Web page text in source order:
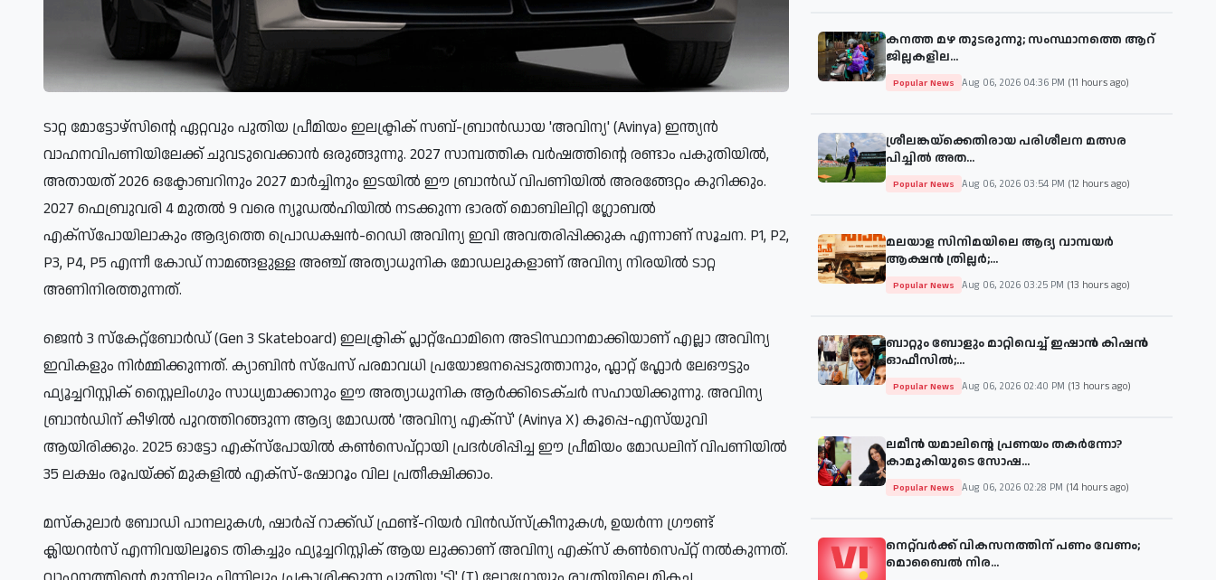
ടാറ്റ മോട്ടോഴ്‌സിന്റെ ഏറ്റവും പുതിയ പ്രീമിയം ഇലക്ട്രിക് സബ്-ബ്രാൻഡായ 'അവിന്യ' (Avinya) ഇന്ത്യൻ
വാഹനവിപണിയിലേക്ക് ചുവടുവെക്കാൻ ഒരുങ്ങുന്നു. 2027 സാമ്പത്തിക വർഷത്തിന്റെ രണ്ടാം പകുതിയിൽ,
അതായത് 2026 ഒക്ടോബറിനും 2027 മാർച്ചിനും ഇടയിൽ ഈ ബ്രാൻഡ് വിപണിയിൽ അരങ്ങേറ്റം കുറിക്കും.
2027 ഫെബ്രുവരി 4 മുതൽ 9 വരെ ന്യൂഡൽഹിയിൽ നടക്കുന്ന ഭാരത് മൊബിലിറ്റി ഗ്ലോബൽ
എക്‌സ്‌പോയിലാകും ആദ്യത്തെ പ്രൊഡക്ഷൻ-റെഡി അവിന്യ ഇവി അവതരിപ്പിക്കുക എന്നാണ് സൂചന. P1, P2,
P3, P4, P5 എന്നീ കോഡ് നാമങ്ങളുള്ള അഞ്ച് അത്യാധുനിക മോഡലുകളാണ് അവിന്യ നിരയിൽ ടാറ്റ
അണിനിരത്തുന്നത്.
ജെൻ 3 സ്കേറ്റ്ബോർഡ് (Gen 3 Skateboard) ഇലക്ട്രിക് പ്ലാറ്റ്‌ഫോമിനെ അടിസ്ഥാനമാക്കിയാണ് എല്ലാ അവിന്യ
ഇവികളും നിർമ്മിക്കുന്നത്. ക്യാബിൻ സ്പേസ് പരമാവധി പ്രയോജനപ്പെടുത്താനും, ഫ്ലാറ്റ് ഫ്ലോർ ലേഔട്ടും
ഫ്യൂച്ചറിസ്റ്റിക് സ്റ്റൈലിംഗും സാധ്യമാക്കാനും ഈ അത്യാധുനിക ആർക്കിടെക്ചർ സഹായിക്കുന്നു. അവിന്യ
ബ്രാൻഡിന് കീഴിൽ പുറത്തിറങ്ങുന്ന ആദ്യ മോഡൽ 'അവിന്യ എക്സ്' (Avinya X) കൂപ്പെ-എസ്‌യുവി
ആയിരിക്കും. 2025 ഓട്ടോ എക്‌സ്‌പോയിൽ കൺസെപ്റ്റായി പ്രദർശിപ്പിച്ച ഈ പ്രീമിയം മോഡലിന് വിപണിയിൽ
35 ലക്ഷം രൂപയ്ക്ക് മുകളിൽ എക്സ്-ഷോറൂം വില പ്രതീക്ഷിക്കാം.
മസ്‌കുലാർ ബോഡി പാനലുകൾ, ഷാർപ്പ് റാക്ക്ഡ് ഫ്രണ്ട്-റിയർ വിൻഡ്‌സ്‌ക്രീനുകൾ, ഉയർന്ന ഗ്രൗണ്ട്
ക്ലിയറൻസ് എന്നിവയിലൂടെ തികച്ചും ഫ്യൂച്ചറിസ്റ്റിക് ആയ ലുക്കാണ് അവിന്യ എക്‌സ് കൺസെപ്റ്റ് നൽകുന്നത്.
കനത്ത മഴ തുടരുന്നു; സംസ്ഥാനത്തെ ആറ്
ജില്ലകളില...
Popular News Aug 06, 2026 04:36 PM (11 hours ago)
ശ്രീലങ്കയ്‌ക്കെതിരായ പരിശീലന മത്സര
പിച്ചിൽ അത...
Popular News Aug 06, 2026 03:54 PM (12 hours ago)
മലയാള സിനിമയിലെ ആദ്യ വാമ്പയർ
ആക്ഷൻ ത്രില്ലർ;...
Popular News Aug 06, 2026 03:25 PM (13 hours ago)
ബാറ്റും ബോളും മാറ്റിവെച്ച് ഇഷാൻ കിഷൻ
ഓഫീസിൽ;...
Popular News Aug 06, 2026 02:40 PM (13 hours ago)
ലമീൻ യമാലിന്റെ പ്രണയം തകർന്നോ?
കാമുകിയുടെ സോഷ...
Popular News Aug 06, 2026 02:28 PM (14 hours ago)
നെറ്റ്‌വർക്ക് വികസനത്തിന് പണം വേണം;
മൊബൈൽ നിര...